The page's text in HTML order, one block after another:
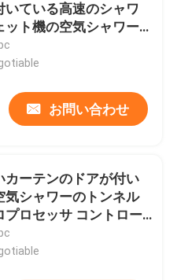
いている高速のシャワ
ット機の空気シャワー
ルーム
お問い合わせ
カーテンのドアが付い
気シャワーのトンネル
プロセッサ コントロー